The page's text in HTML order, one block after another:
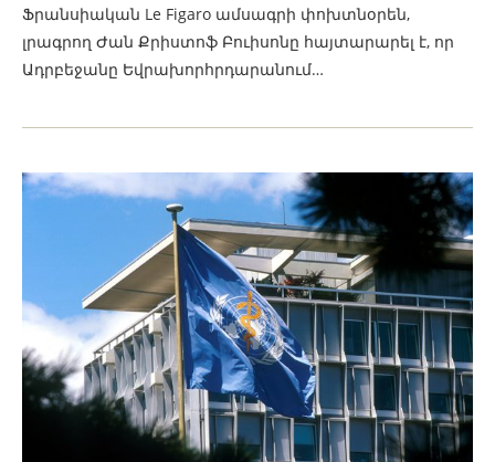
Ֆրանսիական Le Figaro ամսագրի փոխտնօրեն,
լրագրող Ժան Քրիստոֆ Բուիսոնը հայտարարել է, որ
Ադրբեջանը Եվրախորհրդարանում…